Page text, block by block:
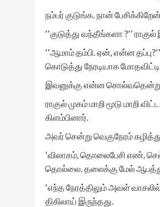
நம்பர் குடுங்க. நான்
‘‘குடுத்து வந்தீங்களா ?’’
‘‘ஆமாம் தம்பி. ஏன், என்ன
கொடுத்து நேரடியாக
இவனுக்கு என்ன சொல்வதென்று
ராகுல் முகம் மாறி மூடு மாறி
கிளம்பினார்.
அவர் சென்று வெகுநேரம்
‘விலாசம், தொலைபேசி எண்,
தொல்லை. தலைக்கு மேல் ஆபத்து
‘எந்த நேரத்திலும் அவள்
திகிலாய் இருந்தது.